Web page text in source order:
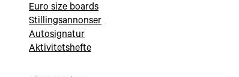
Euro size boards
Stillingsannonser
Autosignatur
Aktivitetshefte